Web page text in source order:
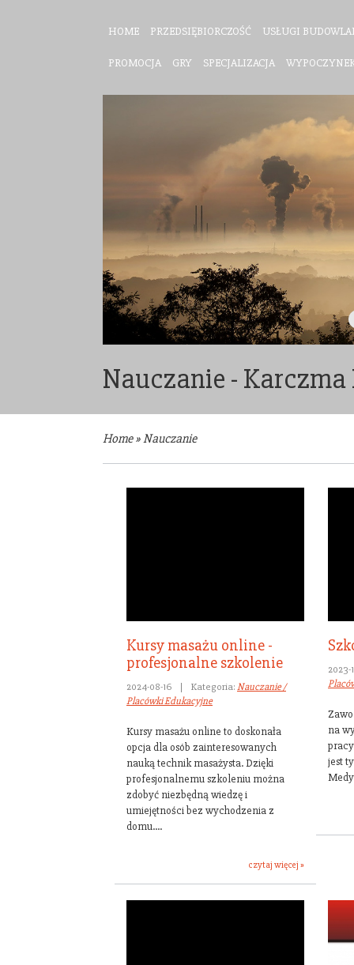
HOME PRZEDSIĘBIORCZOŚĆ USŁUGI
PROMOCJA GRY SPECJALIZACJA
Nauczanie -
Home»Nauczanie
Kursy masażu online -
profesjonalne szkolenie
2024-08-16 | Kategoria:Nauczanie /
Placówki Edukacyjne
Kursy masażu online to doskonała
opcja dla osób zainteresowanych
nauką technik masażysta. Dzięki
profesjonalnemu szkoleniu można
zdobyć niezbędną wiedzę i
umiejętności bez wychodzenia z
domu....
czytaj więcej »
2023-
na
jest